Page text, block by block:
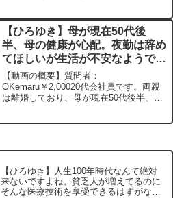
ろゆきさんの動画で、寄せられた質問
に...
【ひろゆき】母が現在50代後
半、母の健康が心配。夜勤は辞め
てほしいが生活が不安なようで
す。どのような備えをしていくの
がよいでしょうか？ー ひろゆき
切り抜き 20230322
【動画の概要】質問者：
OKemaru￥2,00020代会社員です。両親
は離婚しており、母が現在50代後半、パ
【ひろゆき】人生100年時代なんて絶対
来ないですよね。貧乏人が増えてるのに
そんな医療技術を享受できるはずがな